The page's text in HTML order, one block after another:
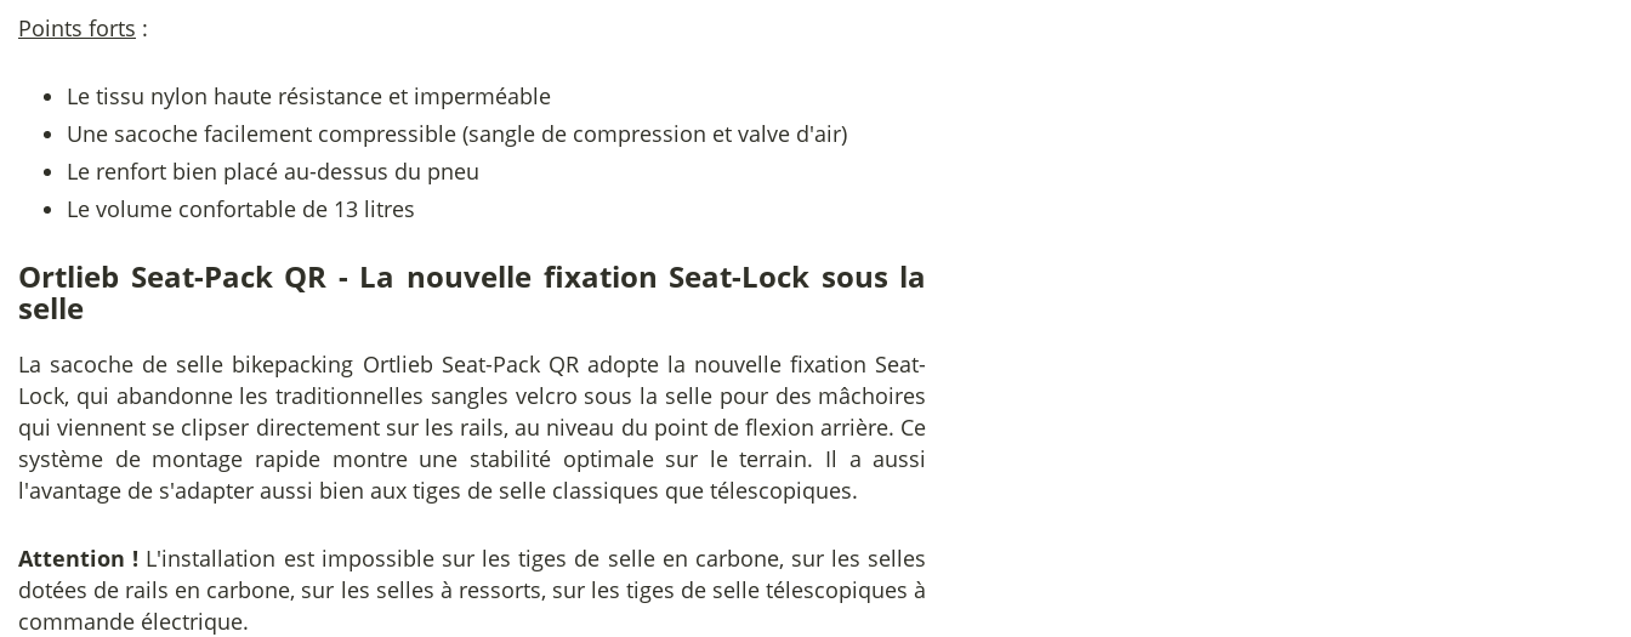
Points forts :
Le tissu nylon haute résistance et imperméable
Une sacoche facilement compressible (sangle de compression et valve d'air)
Le renfort bien placé au-dessus du pneu
Le volume confortable de 13 litres
Ortlieb Seat-Pack QR - La nouvelle fixation Seat-Lock sous la
selle
La sacoche de selle bikepacking Ortlieb Seat-Pack QR adopte la nouvelle fixation Seat-
Lock, qui abandonne les traditionnelles sangles velcro sous la selle pour des mâchoires
qui viennent se clipser directement sur les rails, au niveau du point de flexion arrière. Ce
système de montage rapide montre une stabilité optimale sur le terrain. Il a aussi
l'avantage de s'adapter aussi bien aux tiges de selle classiques que télescopiques.
Attention ! L'installation est impossible sur les tiges de selle en carbone, sur les selles
dotées de rails en carbone, sur les selles à ressorts, sur les tiges de selle télescopiques à
commande électrique.